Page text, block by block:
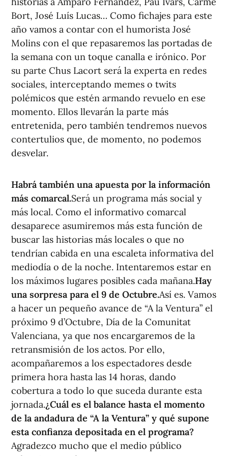
Bort, José Luís Lucas… Como fichajes para este
año vamos a contar con el humorista José
Molins con el que repasaremos las portadas de
la semana con un toque canalla e irónico. Por
su parte Chus Lacort será la experta en redes
sociales, interceptando memes o twits
polémicos que estén armando revuelo en ese
momento. Ellos llevarán la parte más
entretenida, pero también tendremos nuevos
contertulios que, de momento, no podemos
desvelar.
Habrá también una apuesta por la información
más comarcal.Será un programa más social y
más local. Como el informativo comarcal
desaparece asumiremos más esta función de
buscar las historias más locales o que no
tendrían cabida en una escaleta informativa del
mediodía o de la noche. Intentaremos estar en
los máximos lugares posibles cada mañana.Hay
una sorpresa para el 9 de Octubre.Así es. Vamos
a hacer un pequeño avance de “A la Ventura” el
próximo 9 d’Octubre, Día de la Comunitat
Valenciana, ya que nos encargaremos de la
retransmisión de los actos. Por ello,
acompañaremos a los espectadores desde
primera hora hasta las 14 horas, dando
cobertura a todo lo que suceda durante esta
jornada.¿Cuál es el balance hasta el momento
de la andadura de “A la Ventura” y qué supone
esta confianza depositada en el programa?
Agradezco mucho que el medio público